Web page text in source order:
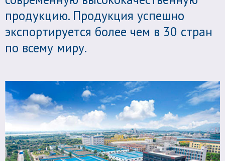
продукцию. Продукция успешно
экспортируется более чем в 30 стран
по всему миру.